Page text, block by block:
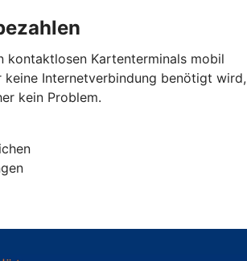
kontaktlosen Kartenterminals mobil
keine Internetverbindung benötigt wird,
kein Problem.